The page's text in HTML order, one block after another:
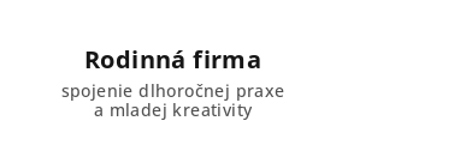
Rodinná firma
spojenie dlhoročnej praxe
a mladej kreativity